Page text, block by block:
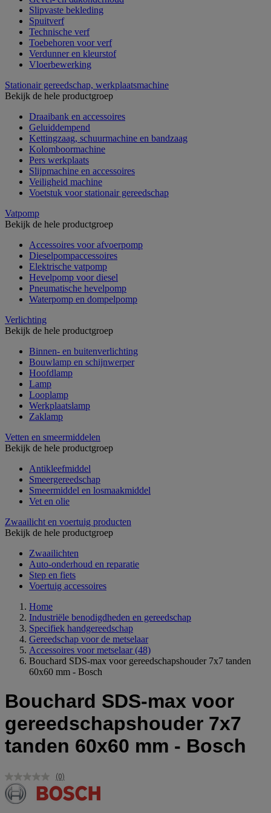
Slipvaste bekleding
Spuitverf
Technische verf
Toebehoren voor verf
Verdunner en kleurstof
Vloerbewerking
Stationair gereedschap, werkplaatsmachine
Bekijk de hele productgroep
Draaibank en accessoires
Geluiddempend
Kettingzaag, schuurmachine en bandzaag
Kolomboormachine
Pers werkplaats
Slijpmachine en accessoires
Veiligheid machine
Voetstuk voor stationair gereedschap
Vatpomp
Bekijk de hele productgroep
Accessoires voor afvoerpomp
Dieselpompaccessoires
Elektrische vatpomp
Hevelpomp voor diesel
Pneumatische hevelpomp
Waterpomp en dompelpomp
Verlichting
Bekijk de hele productgroep
Binnen- en buitenverlichting
Bouwlamp en schijnwerper
Hoofdlamp
Lamp
Looplamp
Werkplaatslamp
Zaklamp
Vetten en smeermiddelen
Bekijk de hele productgroep
Antikleefmiddel
Smeergereedschap
Smeermiddel en losmaakmiddel
Vet en olie
Zwaailicht en voertuig producten
Bekijk de hele productgroep
Zwaailichten
Auto-onderhoud en reparatie
Step en fiets
Voertuig accessoires
Home
Industriële benodigdheden en gereedschap
Specifiek handgereedschap
Gereedschap voor de metselaar
Accessoires voor metselaar (48)
Bouchard SDS-max voor gereedschapshouder 7x7 tanden
60x60 mm - Bosch
Bouchard SDS-max voor
gereedschapshouder 7x7
tanden 60x60 mm - Bosch
Geen
scorewaarde.
Dezelfde
(0)